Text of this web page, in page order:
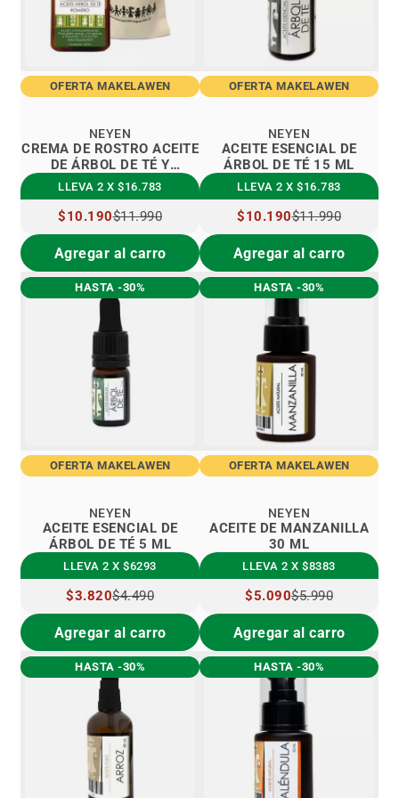
OFERTA MAKELAWEN
CREMA DE ROSTRO ACEITE
DE ÁRBOL DE TÉ Y
ROMERO
NEYEN
LLEVA 2 X $16.783
PRECIO
ESPECIAL
$10.190$11.990
Agregar al carro
OFERTA MAKELAWEN
ACEITE ESENCIAL DE
ÁRBOL DE TÉ 15 ML
NEYEN
LLEVA 2 X $16.783
PRECIO
ESPECIAL
$10.190$11.990
Agregar al carro
HASTA -30%
OFERTA MAKELAWEN
ACEITE ESENCIAL DE
ÁRBOL DE TÉ 5 ML
NEYEN
LLEVA 2 X $6293
PRECIO
ESPECIAL
$3.820$4.490
Agregar al carro
HASTA -30%
OFERTA MAKELAWEN
ACEITE DE MANZANILLA
30 ML
NEYEN
LLEVA 2 X $8383
PRECIO
ESPECIAL
$5.090$5.990
Agregar al carro
HASTA -30% HASTA -30%